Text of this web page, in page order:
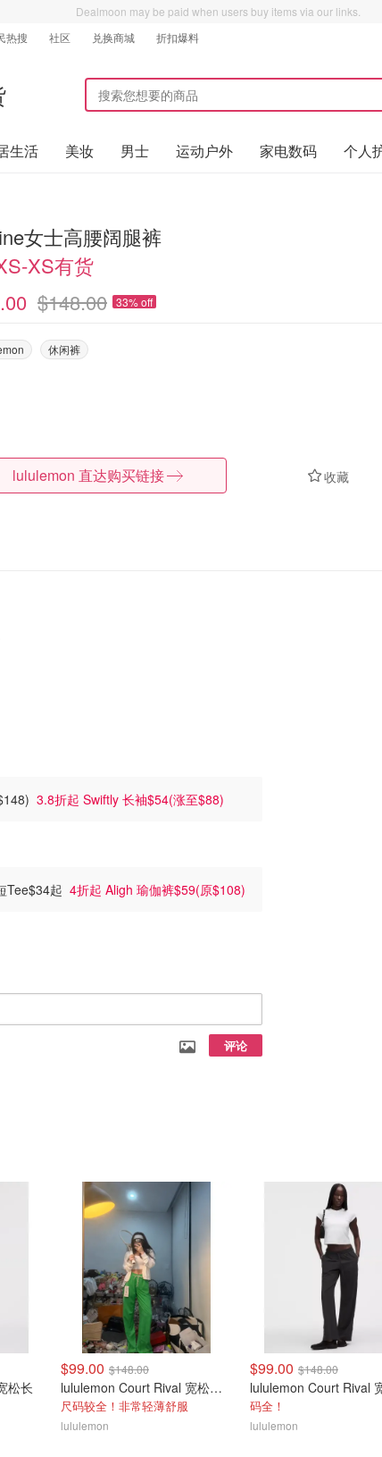
Dealmoon may be paid when users buy items via our links.
热搜 社区 兑换商城 折扣爆料
生活 美妆 男士 运动户外 家电数码 个人
女士高腰阔腿裤
XS有货
$148.00 33% off
休闲裤
收藏
lululemon 直达购买链接
3.8折起 Swiftly 长袖$54(涨至$88)
Tee$34起 4折起 Aligh 瑜伽裤$59(原$108)
评论
松长
$99.00 $148.00
lululemon Court Rival 宽松长裤
尺码较全！非常轻薄舒服
lululemon
$99.00 $148.00
码全！
lululemon